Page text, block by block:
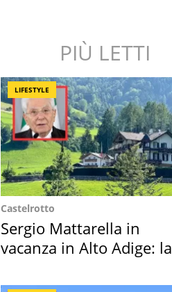
PIÙ LETTI
LIFESTYLE
Castelrotto
Sergio Mattarella in
vacanza in Alto Adige: la